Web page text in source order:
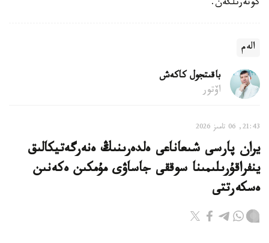
كوتەرىلگەن.
الەم
باقىتجول كاكەش
اۆتور
21:43, 06 تامىز 2026
يران پارسى شىعاناعى ەلدەرىنىڭ ەنەرگەتيكالىق
ينفراقۇرىلىمىنا سوققى جاساۋى مۇمكىن ەكەنىن
ەسكەرتتى